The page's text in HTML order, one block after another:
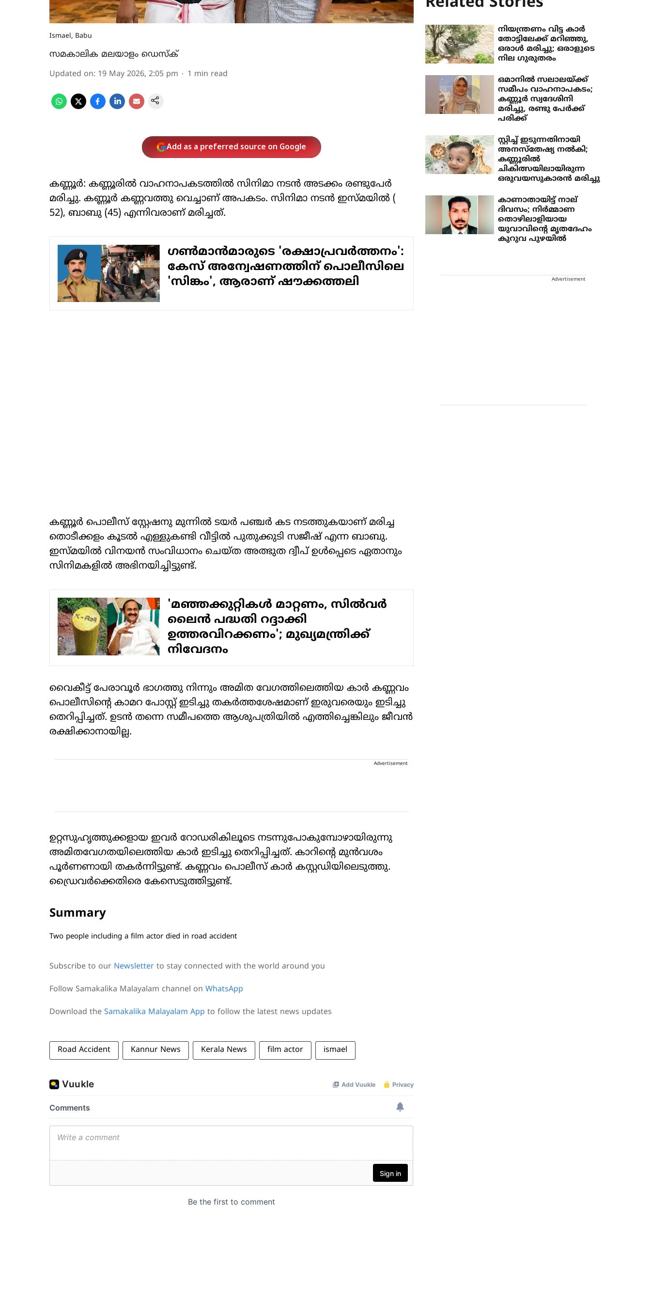
Ismael, Babu
സമകാലിക മലയാളം ഡെസ്ക്
Updated on: 19 May 2026, 2:05 pm 1 min read
Add as a preferred source on Google
കണ്ണൂര്‍: കണ്ണൂരില്‍ വാഹനാപകടത്തില്‍ സിനിമാ നടന്‍ അടക്കം രണ്ടുപേര്‍
മരിച്ചു. കണ്ണൂര്‍ കണ്ണവത്തു വെച്ചാണ് അപകടം. സിനിമാ നടന്‍ ഇസ്മയില്‍ (
52), ബാബു (45) എന്നിവരാണ് മരിച്ചത്.
ഗണ്‍മാന്‍മാരുടെ 'രക്ഷാപ്രവര്‍ത്തനം':
കേസ് അന്വേഷണത്തിന് പൊലീസിലെ
'സിങ്കം', ആരാണ് ഷൗക്കത്തലി
കണ്ണൂര്‍ പൊലീസ് സ്റ്റേഷനു മുന്നില്‍ ടയര്‍ പഞ്ചര്‍ കട നടത്തുകയാണ് മരിച്ച
തൊടീക്കളം കൂടൽ എള്ളുകണ്ടി വീട്ടിൽ പുതുക്കുടി സജീഷ് എന്ന ബാബു.
ഇസ്മയില്‍ വിനയന്‍ സംവിധാനം ചെയ്ത അത്ഭുത ദ്വീപ് ഉള്‍പ്പെടെ ഏതാനും
സിനിമകളില്‍ അഭിനയിച്ചിട്ടുണ്ട്.
'മഞ്ഞക്കുറ്റികൾ മാറ്റണം, സിൽവർ
ലൈൻ പദ്ധതി റദ്ദാക്കി
ഉത്തരവിറക്കണം'; മുഖ്യമന്ത്രിക്ക്
നിവേദനം
വൈകീട്ട് പേരാവൂര്‍ ഭാഗത്തു നിന്നും അമിത വേ​ഗത്തിലെത്തിയ കാര്‍ കണ്ണവം
പൊലീസിന്റെ കാമറ പോസ്റ്റ് ഇടിച്ചു തകര്‍ത്തശേഷമാണ് ഇരുവരെയും ഇടിച്ചു
തെറിപ്പിച്ചത്. ഉടൻ തന്നെ സമീപത്തെ ആശുപത്രിയിൽ എത്തിച്ചെങ്കിലും ജീവൻ
രക്ഷിക്കാനായില്ല.
Advertisement
ഉറ്റസുഹൃത്തുക്കളായ ഇവർ റോഡരികിലൂടെ നടന്നുപോകുമ്പോഴായിരുന്നു
അമിതവേ​ഗതയിലെത്തിയ കാർ ഇടിച്ചു തെറിപ്പിച്ചത്. കാറിന്റെ മുൻവശം
പൂർണണായി തകർന്നിട്ടുണ്ട്. കണ്ണവം പൊലീസ് കാർ കസ്റ്റഡിയിലെടുത്തു.
ഡ്രൈവർക്കെതിരെ കേസെടുത്തിട്ടുണ്ട്.
Summary
Two people including a film actor died in road accident
Subscribe to our Newsletter to stay connected with the world around you
Follow Samakalika Malayalam channel on WhatsApp
Download the Samakalika Malayalam App to follow the latest news updates
Road Accident Kannur News Kerala News film actor ismael
നിയന്ത്രണം വിട്ട കാര്‍
തോട്ടിലേക്ക് മറിഞ്ഞു,
ഒരാള്‍ മരിച്ചു; ഒരാളുടെ
നില ഗുരുതരം
ഒമാനില്‍ സലാലയ്ക്ക്
സമീപം വാഹനാപകടം;
കണ്ണൂര്‍ സ്വദേശിനി
മരിച്ചു, രണ്ടു പേര്‍ക്ക്
പരിക്ക്
സ്റ്റിച്ച് ഇടുന്നതിനായി
അനസ്‌തേഷ്യ നല്‍കി;
കണ്ണൂരില്‍
ചികിത്സയിലായിരുന്ന
ഒരുവയസുകാരന്‍ മരിച്ചു
കാണാതായിട്ട് നാല്
ദിവസം; നിര്‍മ്മാണ
തൊഴിലാളിയായ
യുവാവിന്റെ മൃതദേഹം
കുറുവ പുഴയില്‍
Advertisement